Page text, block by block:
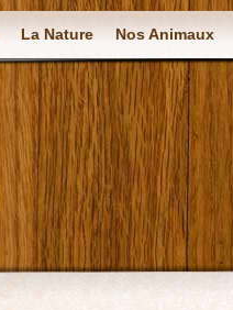
La Nature Nos Animaux